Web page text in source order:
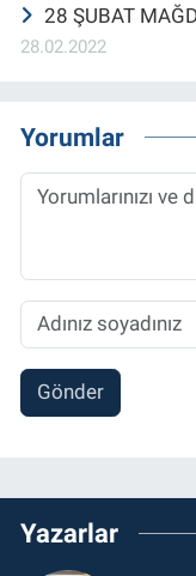
28 ŞUBAT
28.02.2022
Yorumlar
Gönder
Yazarlar